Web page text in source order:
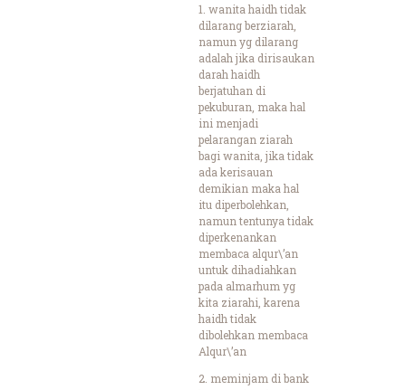
1. wanita haidh tidak
dilarang berziarah,
namun yg dilarang
adalah jika dirisaukan
darah haidh
berjatuhan di
pekuburan, maka hal
ini menjadi
pelarangan ziarah
bagi wanita, jika tidak
ada kerisauan
demikian maka hal
itu diperbolehkan,
namun tentunya tidak
diperkenankan
membaca alqur\’an
untuk dihadiahkan
pada almarhum yg
kita ziarahi, karena
haidh tidak
dibolehkan membaca
Alqur\’an
2. meminjam di bank